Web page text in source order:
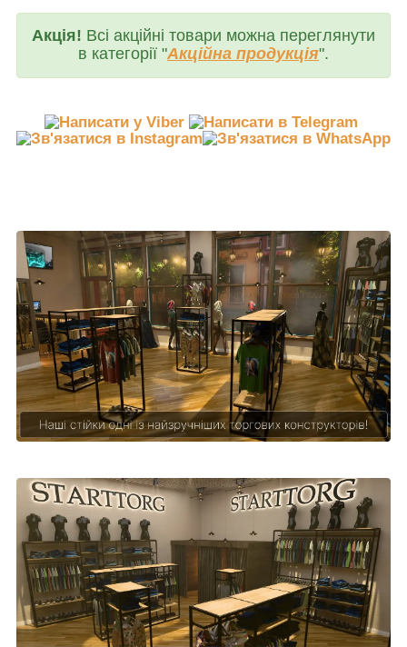
Акція! Всі акційні товари можна переглянути
в категорії "Акційна продукція".